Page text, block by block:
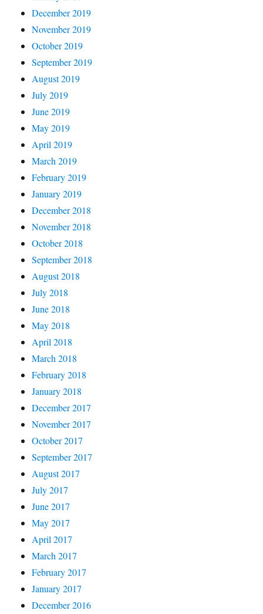
December 2019
November 2019
October 2019
September 2019
August 2019
July 2019
June 2019
May 2019
April 2019
March 2019
February 2019
January 2019
December 2018
November 2018
October 2018
September 2018
August 2018
July 2018
June 2018
May 2018
April 2018
March 2018
February 2018
January 2018
December 2017
November 2017
October 2017
September 2017
August 2017
July 2017
June 2017
May 2017
April 2017
March 2017
February 2017
January 2017
December 2016